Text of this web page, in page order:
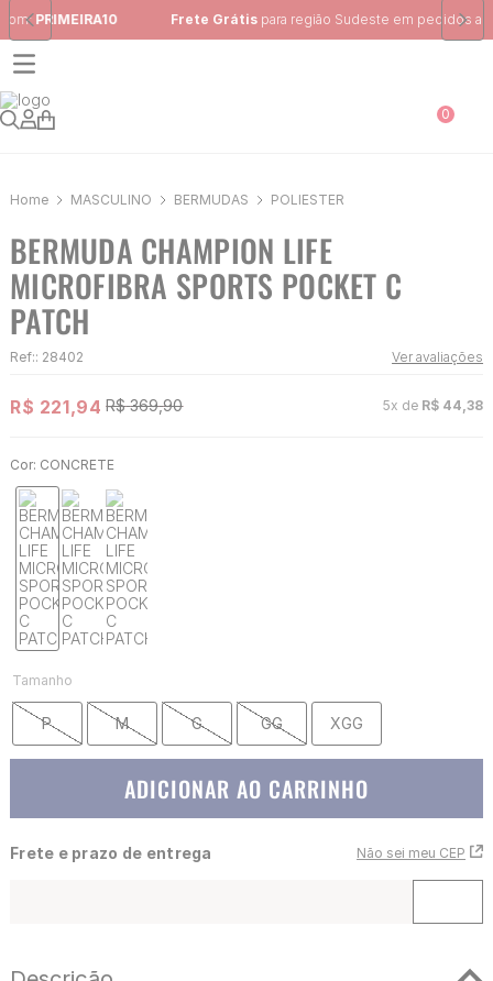
Frete Grátis para região Sudeste em pedidos acima de R$ 399,00
0
MASCULINO BERMUDAS POLIÈSTER
BERMUDA CHAMPION LIFE
MICROFIBRA SPORTS POCKET C
PATCH
Ref:: 28402 Ver avaliações
R$ 221,94 R$ 369,90 5x de R$ 44 ,38
Cor: CONCRETE
Tamanho
P M G GG XGG
ADICIONAR AO CARRINHO
Frete e prazo de entrega Não sei meu CEP